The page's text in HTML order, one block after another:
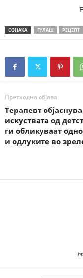
ОЗНАКА ГУЛАШ РЕЦЕПТ
Претходна објава
Терапевт
искуствата од
ги обликуваат
и одлуките во